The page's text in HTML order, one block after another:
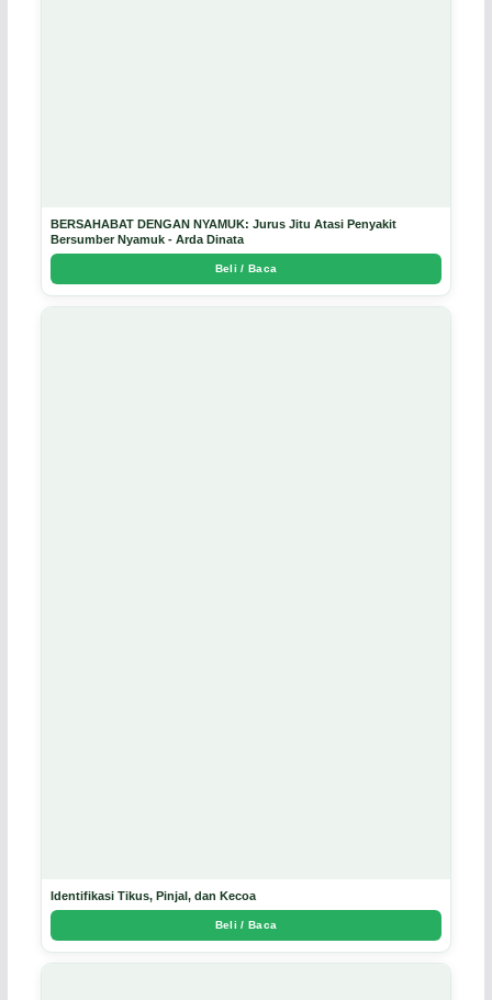
BERSAHABAT DENGAN NYAMUK: Jurus Jitu Atasi Penyakit
Bersumber Nyamuk - Arda Dinata
Beli / Baca
Identifikasi Tikus, Pinjal, dan Kecoa
Beli / Baca